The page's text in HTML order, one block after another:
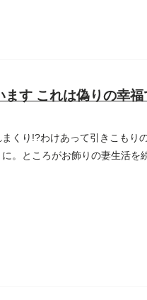
す これは偽りの幸福
くり!?わけあって引きこもり
。ところがお飾りの妻生活を